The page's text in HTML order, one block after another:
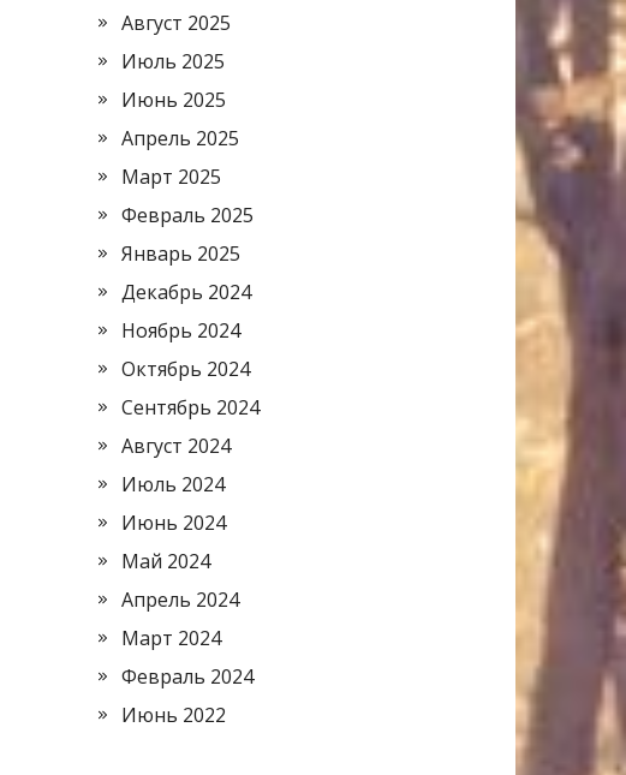
Август 2025
Июль 2025
Июнь 2025
Апрель 2025
Март 2025
Февраль 2025
Январь 2025
Декабрь 2024
Ноябрь 2024
Октябрь 2024
Сентябрь 2024
Август 2024
Июль 2024
Июнь 2024
Май 2024
Апрель 2024
Март 2024
Февраль 2024
Июнь 2022